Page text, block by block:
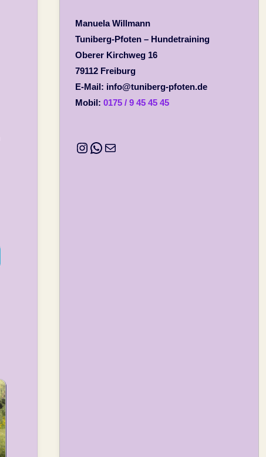
Manuela Willmann
Tuniberg-Pfoten – Hundetraining
Oberer Kirchweg 16
79112 Freiburg
E-Mail: info@tuniberg-pfoten.de
Mobil:0175 / 9 45 45 45
Instagram
WhatsApp
E-Mail